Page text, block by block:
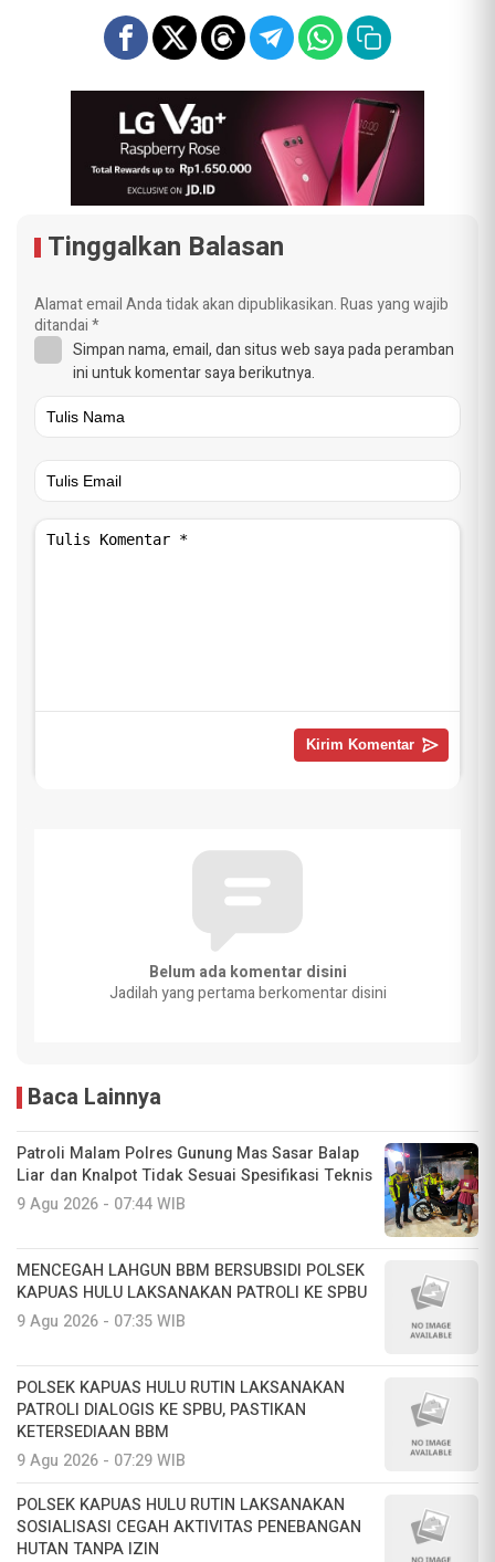
Tinggalkan Balasan
Alamat email Anda tidak akan dipublikasikan.Ruas yang wajib
ditandai*
Simpan nama, email, dan situs web saya pada peramban
ini untuk komentar saya berikutnya.
Belum ada komentar disini
Jadilah yang pertama berkomentar disini
Baca Lainnya
Patroli Malam Polres Gunung Mas Sasar Balap
Liar dan Knalpot Tidak Sesuai Spesifikasi Teknis
9 Agu 2026 - 07:44 WIB
MENCEGAH LAHGUN BBM BERSUBSIDI POLSEK
KAPUAS HULU LAKSANAKAN PATROLI KE SPBU
9 Agu 2026 - 07:35 WIB
POLSEK KAPUAS HULU RUTIN LAKSANAKAN
PATROLI DIALOGIS KE SPBU, PASTIKAN
KETERSEDIAAN BBM
9 Agu 2026 - 07:29 WIB
POLSEK KAPUAS HULU RUTIN LAKSANAKAN
SOSIALISASI CEGAH AKTIVITAS PENEBANGAN
HUTAN TANPA IZIN